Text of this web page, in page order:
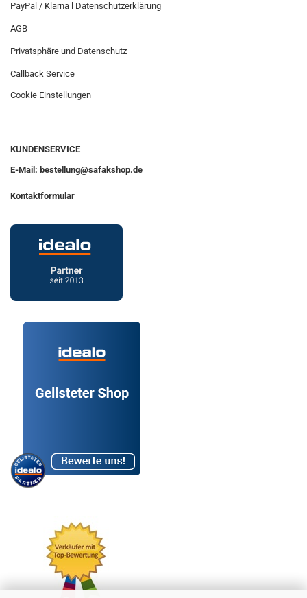
PayPal / Klarna l Datenschutzerklärung
AGB
Privatsphäre und Datenschutz
Callback Service
Cookie Einstellungen
KUNDENSERVICE
E-Mail: bestellung@safakshop.de
Kontaktformular